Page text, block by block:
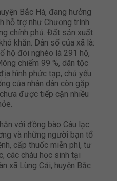
Bắc Hà, đang hưởng
hỗ trợ như Chương trình
chính phủ. Đất sản xuất
khăn. Dân số của xã là:
hộ đói nghèo là 291 hộ,
chiếm 99 %, dân tộc
hình phức tạp, chủ yếu
của nhân dân còn gặp
được tiếp cận nhiều
với đồng bào Câu lạc
và những người bạn tổ
cấp thuốc miễn phí, tư
các cháu học sinh tại
xã Lùng Cải, huyện Bắc